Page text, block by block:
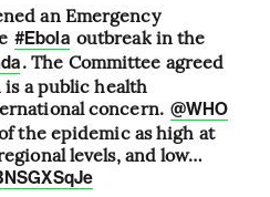
an Emergency
#Ebola outbreak in the
. The Committee agreed
a public health
concern. @WHO
the epidemic as high at
levels, and low…